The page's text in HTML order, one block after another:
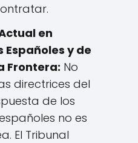
en
Españoles y de
Frontera: No
directrices del
de los
no es
El Tribunal